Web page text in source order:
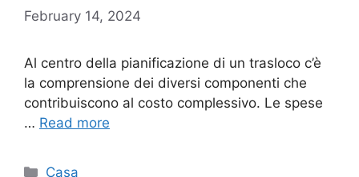
February 14, 2024
Al centro della pianificazione di un trasloco c’è
la comprensione dei diversi componenti che
contribuiscono al costo complessivo. Le spese
… Read more
Categories
Casa